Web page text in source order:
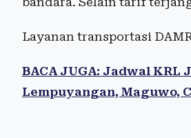
Layanan transportasi
BACA JUGA: Jadwal KRL
Lempuyangan, Maguwo,